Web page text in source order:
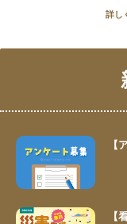
詳し
【
【